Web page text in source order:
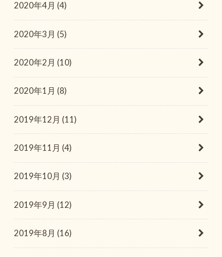
2020年4月 (4)
2020年3月 (5)
2020年2月 (10)
2020年1月 (8)
2019年12月 (11)
2019年11月 (4)
2019年10月 (3)
2019年9月 (12)
2019年8月 (16)